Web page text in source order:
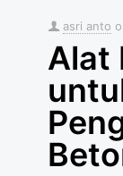
asri anto
Alat